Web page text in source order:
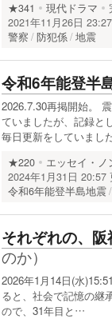
★341 現代ドラマ
2021年11月26日
警察
防犯係 地震
令和6年能登半
2026.7.30再掲開始。
ていましたが、記録と
毎日更新をしていまし
★220 エッセイ・ノ
2024年1月31日 20:57
令和6年能登半島地震
それぞれの、
のか）
2026年1月14日(水
ると、社会で記憶の継
ので、31年目と…